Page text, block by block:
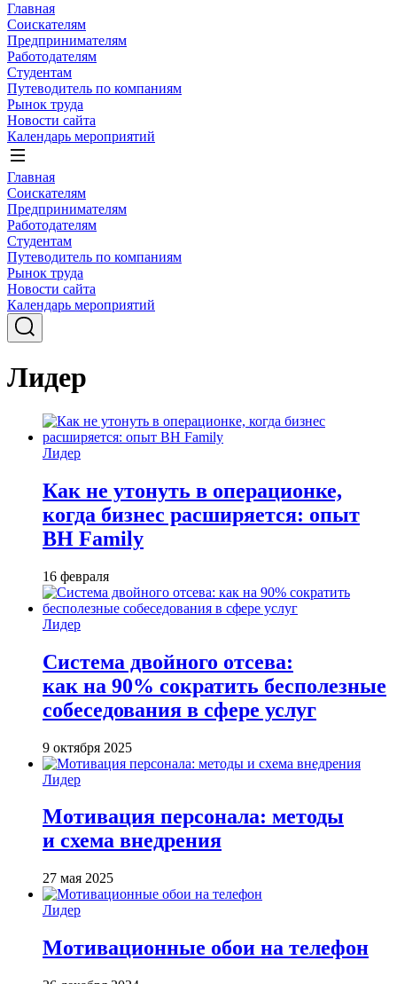
Главная
Соискателям
Предпринимателям
Работодателям
Студентам
Путеводитель по компаниям
Рынок труда
Новости сайта
Календарь мероприятий
Главная
Соискателям
Предпринимателям
Работодателям
Студентам
Путеводитель по компаниям
Рынок труда
Новости сайта
Календарь мероприятий
Лидер
Лидер
Как не утонуть в операционке,
когда бизнес расширяется: опыт
BH Family
16 февраля
Лидер
Система двойного отсева:
как на 90% сократить бесполезные
собеседования в сфере услуг
9 октября 2025
Лидер
Мотивация персонала: методы
и схема внедрения
27 мая 2025
Лидер
Мотивационные обои на телефон